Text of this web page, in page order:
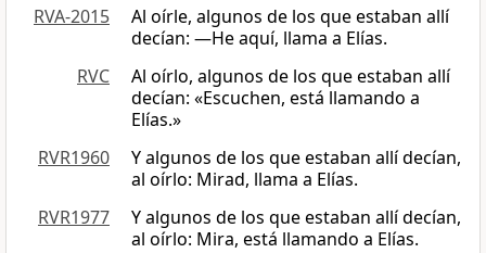
RVA-2015
Al oírle, algunos de los que estaban allí
decían: —He aquí, llama a Elías.
RVC
Al oírlo, algunos de los que estaban allí
decían: «Escuchen, está llamando a
Elías.»
RVR1960
Y algunos de los que estaban allí decían,
al oírlo: Mirad, llama a Elías.
RVR1977
Y algunos de los que estaban allí decían,
al oírlo: Mira, está llamando a Elías.